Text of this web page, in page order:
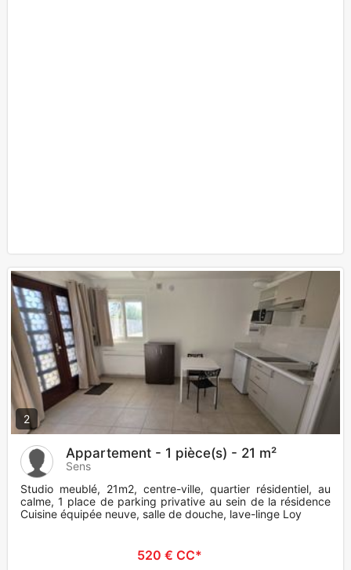
2
Appartement - 1 pièce(s) - 21 m²
Sens
Studio meublé, 21m2, centre-ville, quartier résidentiel, au
calme, 1 place de parking privative au sein de la résidence
Cuisine équipée neuve, salle de douche, lave-linge Loy
520 € CC*